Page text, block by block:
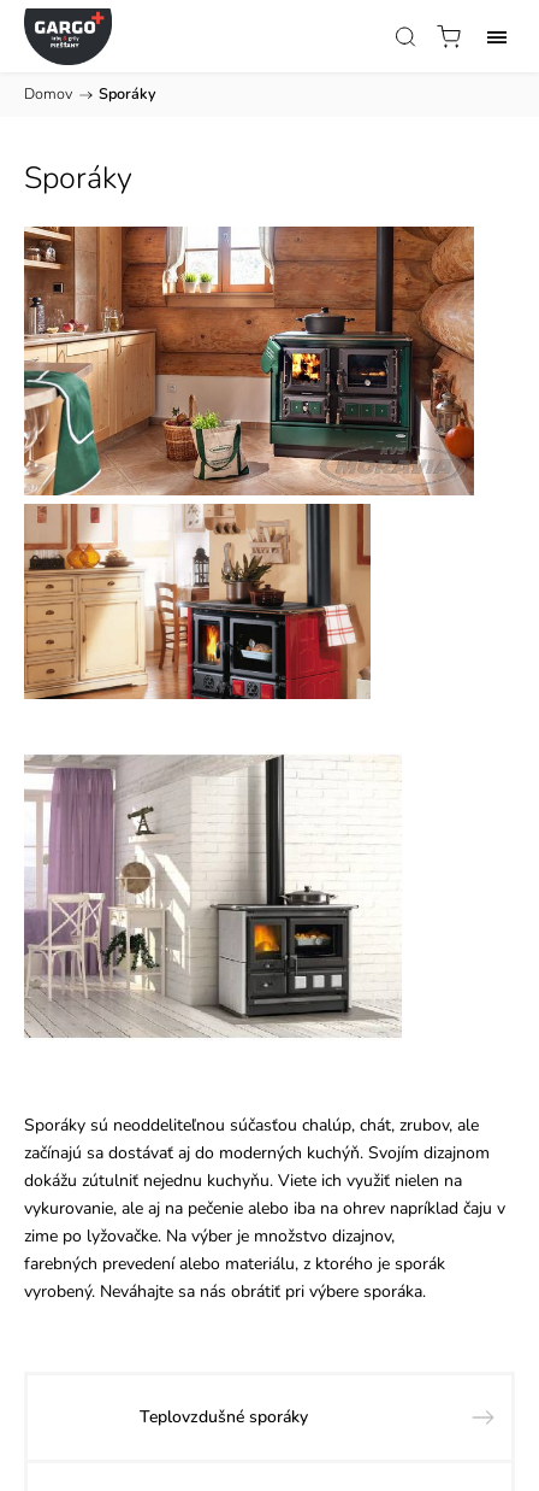
Domov / Sporáky
Sporáky
Sporáky sú neoddeliteľnou súčasťou chalúp, chát, zrubov, ale
začínajú sa dostávať aj do moderných kuchýň. Svojím dizajnom
dokážu zútulniť nejednu kuchyňu. Viete ich využiť nielen na
vykurovanie, ale aj na pečenie alebo iba na ohrev napríklad čaju v
zime po lyžovačke. Na výber je množstvo dizajnov,
farebných prevedení alebo materiálu, z ktorého je sporák
vyrobený. Neváhajte sa nás obrátiť pri výbere sporáka.
Teplovzdušné sporáky